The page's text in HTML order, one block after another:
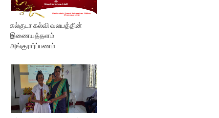
கல்குடா கல்வி வலயத்தின்
இணையத்தளம்
அங்குரார்ப்பணம்